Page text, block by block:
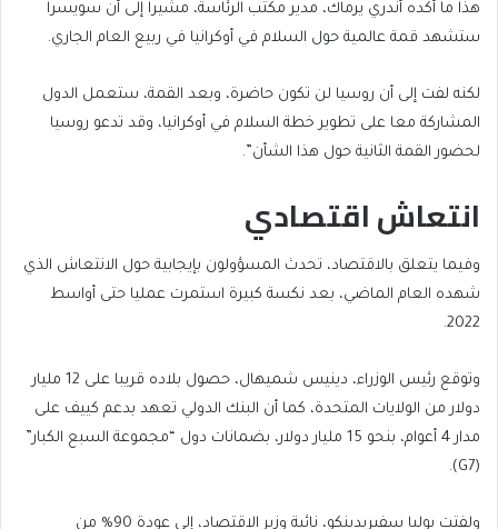
هذا ما أكده أندري يرماك، مدير مكتب الرئاسة، مشيرا إلى أن سويسرا
ستشهد قمة عالمية حول السلام في أوكرانيا في ربيع العام الجاري.
لكنه لفت إلى أن روسيا لن تكون حاضرة، وبعد القمة، ستعمل الدول
المشاركة معا على تطوير خطة السلام في أوكرانيا، وقد تدعو روسيا
لحضور القمة الثانية حول هذا الشأن”.
انتعاش اقتصادي
وفيما يتعلق بالاقتصاد، تحدث المسؤولون بإيجابية حول الانتعاش الذي
شهده العام الماضي، بعد نكسة كبيرة استمرت عمليا حتى أواسط
2022.
وتوقع رئيس الوزراء، دينيس شميهال، حصول بلاده قريبا على 12 مليار
دولار من الولايات المتحدة، كما أن البنك الدولي تعهد بدعم كييف على
مدار 4 أعوام، بنحو 15 مليار دولار، بضمانات دول “مجموعة السبع الكبار”
(G7).
ولفتت يوليا سفيريدينكو، نائبة وزير الاقتصاد، إلى عودة 90% من